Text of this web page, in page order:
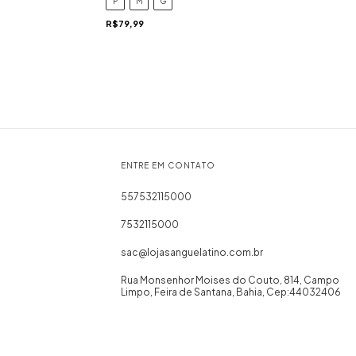
R$79,99
ENTRE EM CONTATO
557532115000
7532115000
sac@lojasanguelatino.com.br
Rua Monsenhor Moises do Couto, 814, Campo
Limpo, Feira de Santana, Bahia, Cep:44032406